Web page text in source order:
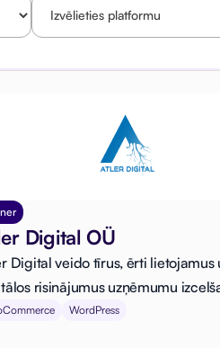
Digital OÜ
Digital veido tīrus, ērti lietojamus
risinājumus uzņēmumu
WordPress